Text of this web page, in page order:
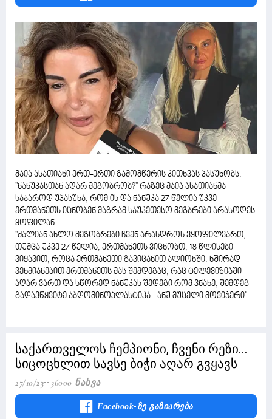
მაია ასათიანი ერთ-ერთი გამომწერის კითხვას პასუხობს:
''ნანუკასთან აღარ მეგობრობ?'' რაზეც მაია ასათიანმა
საჯაროდ უპასუხა, რომ ის და ნანუკა 27 წელია უკვე
ერთმანეთს იცნობენ მაგრამ საუკეთესო მეგბრები არასოდეს
ყოფილან.
''ძალიან ახლო მეგობრები ჩვენ არასდროს ვყოფილვართ,
თუმცა უკვე 27 წელია, ერთმანეთს ვიცნობთ, 18 წლისები
ვიყავით, როცა ერთმანეთი გავიცანით ალიონში. ხშირად
ვეხმიანებით ერთმანეთს მას შემდეგაც, რაც ტელევიზიაში
აღარ ვართ და სწორედ ნანუკას შედეგი რომ ვნახე, შემდეგ
გადავწყვიტე აბდომინოპლასტიკა - ანუ მუცელი მოვიჭერი''
საქართველოს ჩემპიონი, ჩვენი რეზი...
სიცოცხლით სავსე ბიჭი აღარ გვყავს
27/10/23 36000 Ნახვა
Facebook-Ზე Გაზიარება